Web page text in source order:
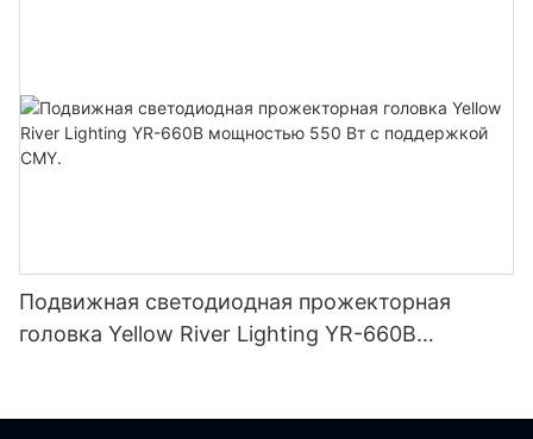
Подвижная светодиодная прожекторная
головка Yellow River Lighting YR-660B